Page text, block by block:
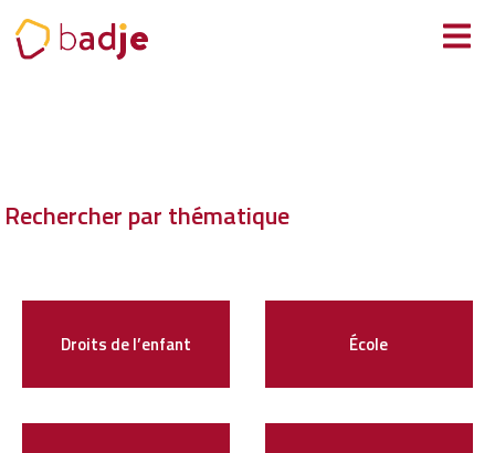
Rechercher par thématique
Droits de l’enfant École